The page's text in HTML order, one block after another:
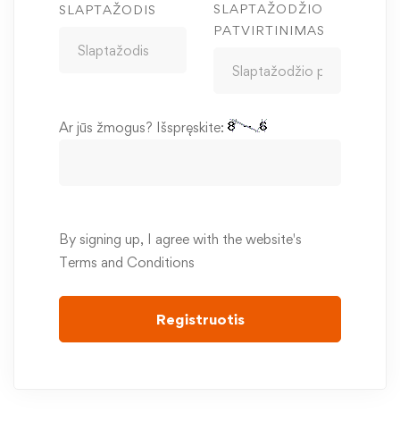
SLAPTAŽODIS
SLAPTAŽODŽIO
PATVIRTINIMAS
Ar jūs žmogus? Išspręskite:
By signing up, I agree with the website's
Terms and Conditions
Registruotis